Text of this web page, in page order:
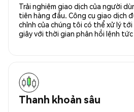
Trải nghiệm giao dịch của người
tiên hàng đầu. Công cụ giao dịch
chỉnh của chúng tôi có thể xử lý tới
giây với thời gian phản hồi lệnh
Thanh khoản sâu